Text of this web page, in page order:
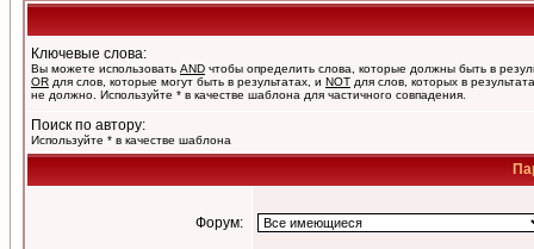
Ключевые слова:
Вы можете использовать AND чтобы определить слова, которые должны быть в
OR для слов, которые могут быть в результатах, и NOT для слов, которых в
не должно. Используйте * в качестве шаблона для частичного совпадения.
Поиск по автору:
Используйте * в качестве шаблона
Форум: